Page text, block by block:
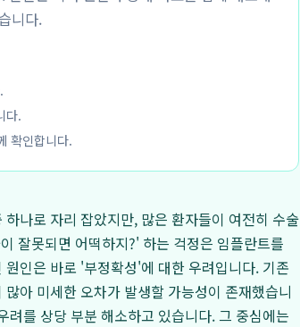
니다.
다.
확인합니다.
나로 자리 잡았지만, 많은 환자들이 여전히 수술
잘못되면 어떡하지?' 하는 걱정은 임플란트를
인은 바로 '부정확성'에 대한 우려입니다. 기존
아 미세한 오차가 발생할 가능성이 존재했습니
를 상당 부분 해소하고 있습니다. 그 중심에는